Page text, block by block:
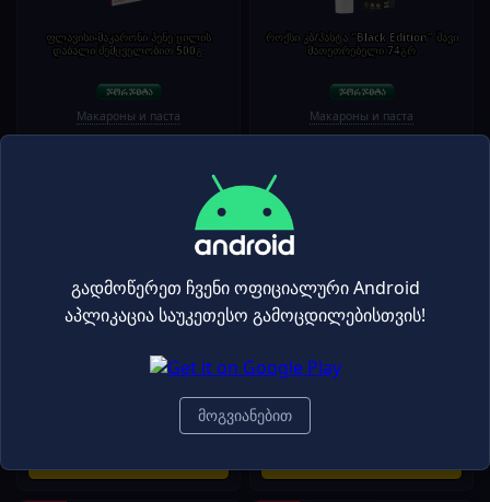
ფლავისი-მაკარონი პენე ცილის
დაბალი შემცველობით 500გ.
Макароны и паста
როქსი კბ/პასტა "Black Edition" შავი
მათეთრებელი 74გრ
Макароны и паста
+
ანტიკო-მაკარონი "Farfalle Fantasia"
ურკუმას,სეპიას არომ.250გ
-25%
ანტიკო-მაკარონი Tagliolini სიმინდის
გადმოწერეთ ჩვენი ოფიციალური Android
აპლიკაცია საუკეთესო გამოცდილებისთვის!
მოგვიანებით